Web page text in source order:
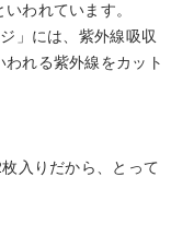
われています。
」には、紫外線吸収
れる紫外線をカット
入りだから、とって